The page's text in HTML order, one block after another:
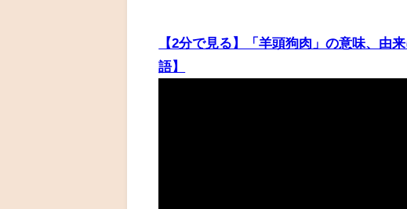
【2分で見る】「羊頭狗肉」の意味、由
語】